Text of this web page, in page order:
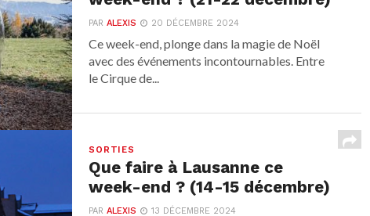
PARALEXIS 20 DÉCEMBRE 2024
Ce week-end, plonge dans la magie de Noël
avec des événements incontournables. Entre
le Cirque de...
SORTIES
Que faire à Lausanne ce
week-end ? (14-15 décembre)
PARALEXIS 13 DÉCEMBRE 2024